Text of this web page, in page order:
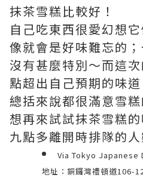
抹茶雪糕比較好！
自己吃東西很愛幻想
像就會是好味難忘的
沒有甚麼特別～而這
點超出自己預期的味道
總括來說都很滿意雪
想再來試試抹茶雪糕的
九點多離開時排隊的
Via Tokyo Japanese
地址：銅鑼灣禮頓道106-